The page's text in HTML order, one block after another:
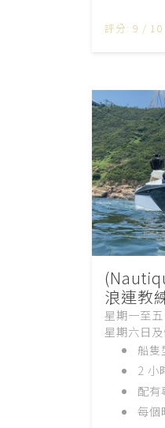
評分: 9 / 10
浪連教
星期一至
星期六日
船
2 小
配有
每個